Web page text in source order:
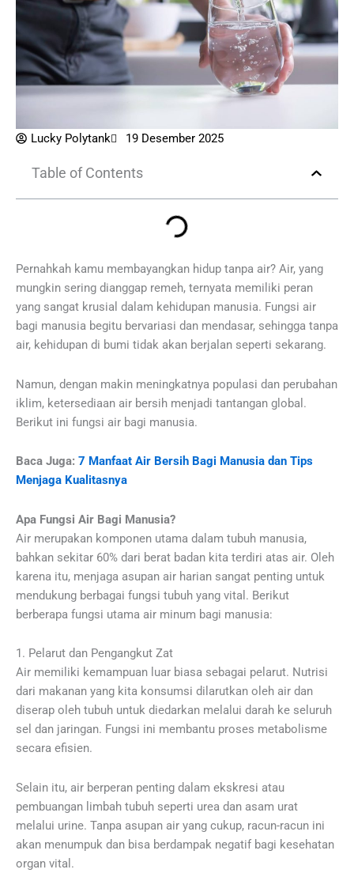
Lucky Polytank 19 Desember 2025
Table of Contents
Pernahkah kamu membayangkan hidup tanpa air? Air, yang
mungkin sering dianggap remeh, ternyata memiliki peran
yang sangat krusial dalam kehidupan manusia. Fungsi air
bagi manusia begitu bervariasi dan mendasar, sehingga tanpa
air, kehidupan di bumi tidak akan berjalan seperti sekarang.
Namun, dengan makin meningkatnya populasi dan perubahan
iklim, ketersediaan air bersih menjadi tantangan global.
Berikut ini fungsi air bagi manusia.
Baca Juga: 7 Manfaat Air Bersih Bagi Manusia dan Tips
Menjaga Kualitasnya
Apa Fungsi Air Bagi Manusia?
Air merupakan komponen utama dalam tubuh manusia,
bahkan sekitar 60% dari berat badan kita terdiri atas air. Oleh
karena itu, menjaga asupan air harian sangat penting untuk
mendukung berbagai fungsi tubuh yang vital. Berikut
berberapa fungsi utama air minum bagi manusia:
1. Pelarut dan Pengangkut Zat
Air memiliki kemampuan luar biasa sebagai pelarut. Nutrisi
dari makanan yang kita konsumsi dilarutkan oleh air dan
diserap oleh tubuh untuk diedarkan melalui darah ke seluruh
sel dan jaringan. Fungsi ini membantu proses metabolisme
secara efisien.
Selain itu, air berperan penting dalam ekskresi atau
pembuangan limbah tubuh seperti urea dan asam urat
melalui urine. Tanpa asupan air yang cukup, racun-racun ini
akan menumpuk dan bisa berdampak negatif bagi kesehatan
organ vital.